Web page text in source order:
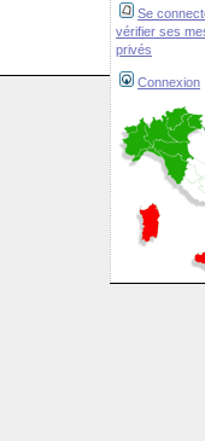
Se
vérifier ses
privés
Connexion